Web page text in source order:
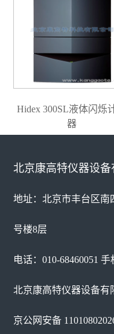
Hidex 300SL液体闪烁
器
北京康高特仪器设备
地址：北京市丰台区南
号楼8层
电话：010-68460051 手
北京康高特仪器设备有
京公网安备